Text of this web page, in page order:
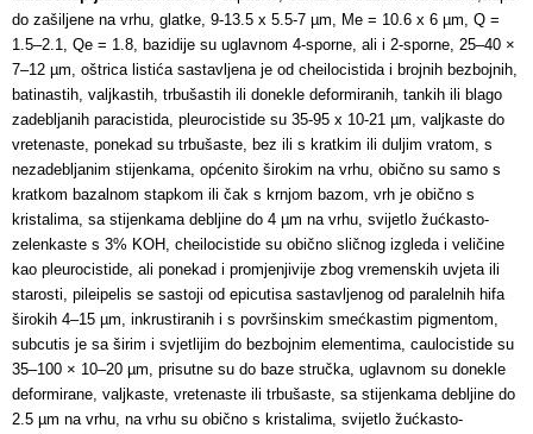
do zašiljene na vrhu, glatke, 9-13.5 x 5.5-7 µm, Me = 10.6 x 6 µm, Q =
1.5–2.1, Qe = 1.8, bazidije su uglavnom 4-sporne, ali i 2-sporne, 25–40 ×
7–12 µm, oštrica listića sastavljena je od cheilocistida i brojnih bezbojnih,
batinastih, valjkastih, trbušastih ili donekle deformiranih, tankih ili blago
zadebljanih paracistida, pleurocistide su 35-95 x 10-21 µm, valjkaste do
vretenaste, ponekad su trbušaste, bez ili s kratkim ili duljim vratom, s
nezadebljanim stijenkama, općenito širokim na vrhu, obično su samo s
kratkom bazalnom stapkom ili čak s krnjom bazom, vrh je obično s
kristalima, sa stijenkama debljine do 4 µm na vrhu, svijetlo žućkasto-
zelenkaste s 3% KOH, cheilocistide su obično sličnog izgleda i veličine
kao pleurocistide, ali ponekad i promjenjivije zbog vremenskih uvjeta ili
starosti, pileipelis se sastoji od epicutisa sastavljenog od paralelnih hifa
širokih 4–15 µm, inkrustiranih i s površinskim smećkastim pigmentom,
subcutis je sa širim i svjetlijim do bezbojnim elementima, caulocistide su
35–100 × 10–20 µm, prisutne su do baze stručka, uglavnom su donekle
deformirane, valjkaste, vretenaste ili trbušaste, sa stijenkama debljine do
2.5 µm na vrhu, na vrhu su obično s kristalima, svijetlo žućkasto-